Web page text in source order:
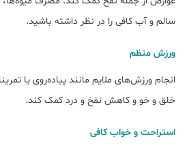
سالم و آب کافی را در نظر داشته باشید.
ورزش منظم
انجام ورزش‌های ملایم مانند پیاده‌روی یا
خلق و خو و کاهش نفخ و درد کمک کند.
استراحت و خواب کافی